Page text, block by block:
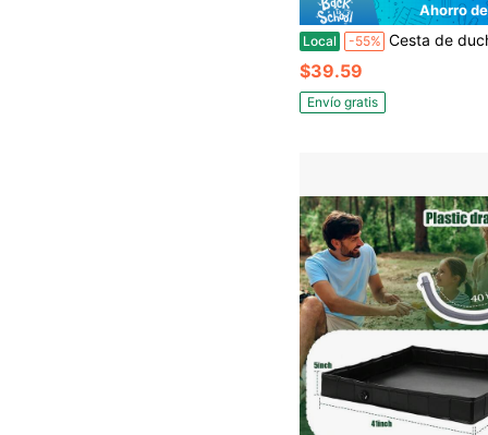
Ahorro
Local -55% Cesta de ducha con 5 ganchos organizadora colgante y esponja, estante de baño adhesivo, estantería de almacenamiento para cocina montada en la
$39.59
Envío gratis